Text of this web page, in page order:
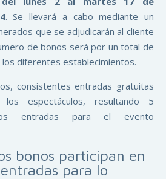
. Se llevará a cabo mediante un
que se adjudicarán al cliente
de bonos será por un total de
diferentes establecimientos.
consistentes entradas gratuitas
espectáculos, resultando 5
entradas para el evento
bonos participan en
para lo